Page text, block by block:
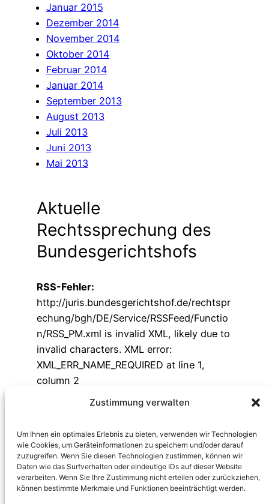
Zustimmung verwalten
Um Ihnen ein optimales Erlebnis zu bieten, verwenden wir Technologien
wie Cookies, um Geräteinformationen zu speichern und/oder darauf
zuzugreifen. Wenn Sie diesen Technologien zustimmen, können wir
Daten wie das Surfverhalten oder eindeutige IDs auf dieser Website
verarbeiten. Wenn Sie Ihre Zustimmung nicht erteilen oder zurückziehen,
können bestimmte Merkmale und Funktionen beeinträchtigt werden.
Januar 2015
Dezember 2014
November 2014
Oktober 2014
Februar 2014
Januar 2014
September 2013
August 2013
Juli 2013
Juni 2013
Mai 2013
Aktuelle
Rechtssprechung des
Bundesgerichts­hofs
RSS-Fehler:
http://juris.bundesgerichtshof.de/rechtspr
echung/bgh/DE/Service/RSSFeed/Functio
n/RSS_PM.xml is invalid XML, likely due to
invalid characters. XML error:
XML_ERR_NAME_REQUIRED at line 1,
column 2
Höffner hat Recht